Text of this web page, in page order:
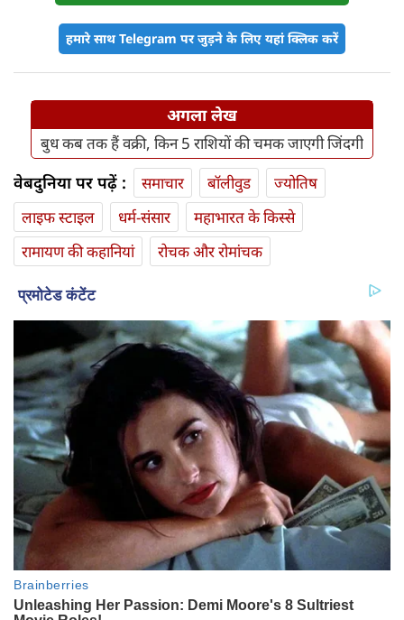
हमारे साथ Telegram पर जुड़ने के लिए यहां क्लिक करें
अगला लेख
बुध कब तक हैं वक्री, किन 5 राशियों की चमक जाएगी जिंदगी
वेबदुनिया पर पढ़ें : समाचार बॉलीवुड
ज्योतिष
लाइफ स्‍टाइल
धर्म-संसार
महाभारत के किस्से
रामायण की कहानियां
रोचक और रोमांचक